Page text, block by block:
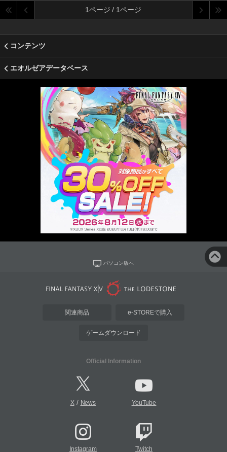
1ページ / 1ページ
コンテンツ
エオルゼアデータベース
パソコン版へ
関連商品 e-STOREで購入
ゲームダウンロード
Official Information
X/ News YouTube
Instagram Twitch